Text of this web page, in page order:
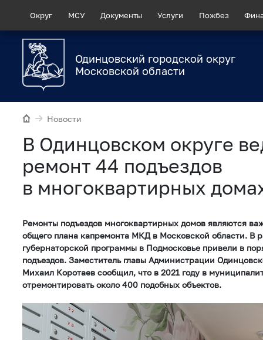
Округ МСУ Документы Услуги Пожбез
Одинцовский городской округ
Московской области
Новости
В Одинцовском округе
ремонт 44 подъездов
в многоквартирных
Ремонты подъездов многоквартирных домов являются
общего плана капремонта МКД в Московской области. В
губернаторской программы в Подмосковье привели в
подъездов. Заместитель главы Администрации
Михаил Коротаев сообщил, что в 2021 году в
отремонтировать около 400 подобных объектов.